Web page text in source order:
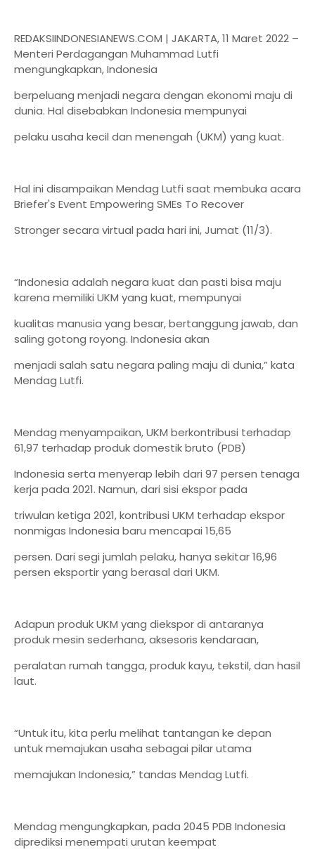
REDAKSIINDONESIANEWS.COM | JAKARTA, 11 Maret 2022 –
Menteri Perdagangan Muhammad Lutfi
mengungkapkan, Indonesia
berpeluang menjadi negara dengan ekonomi maju di
dunia. Hal disebabkan Indonesia mempunyai
pelaku usaha kecil dan menengah (UKM) yang kuat.
Hal ini disampaikan Mendag Lutfi saat membuka acara
Briefer's Event Empowering SMEs To Recover
Stronger secara virtual pada hari ini, Jumat (11/3).
“Indonesia adalah negara kuat dan pasti bisa maju
karena memiliki UKM yang kuat, mempunyai
kualitas manusia yang besar, bertanggung jawab, dan
saling gotong royong. Indonesia akan
menjadi salah satu negara paling maju di dunia,” kata
Mendag Lutfi.
Mendag menyampaikan, UKM berkontribusi terhadap
61,97 terhadap produk domestik bruto (PDB)
Indonesia serta menyerap lebih dari 97 persen tenaga
kerja pada 2021. Namun, dari sisi ekspor pada
triwulan ketiga 2021, kontribusi UKM terhadap ekspor
nonmigas Indonesia baru mencapai 15,65
persen. Dari segi jumlah pelaku, hanya sekitar 16,96
persen eksportir yang berasal dari UKM.
Adapun produk UKM yang diekspor di antaranya
produk mesin sederhana, aksesoris kendaraan,
peralatan rumah tangga, produk kayu, tekstil, dan hasil
laut.
“Untuk itu, kita perlu melihat tantangan ke depan
untuk memajukan usaha sebagai pilar utama
memajukan Indonesia,” tandas Mendag Lutfi.
Mendag mengungkapkan, pada 2045 PDB Indonesia
diprediksi menempati urutan keempat